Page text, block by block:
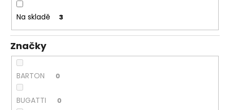
k
ů
Na skladě 3
Značky
BARTON 0
BUGATTI 0
a
j
í
t
?